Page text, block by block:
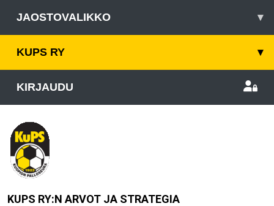
JAOSTOVALIKKO ▾
KUPS RY ▾
KIRJAUDU
KUPS RY:N ARVOT JA STRATEGIA